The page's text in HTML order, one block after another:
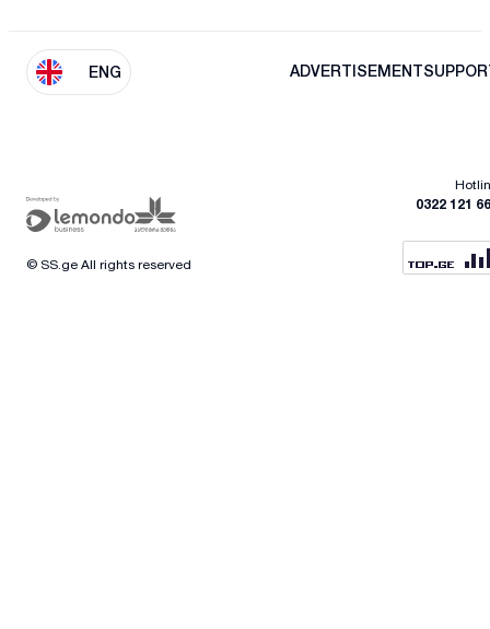
ENG ADVERTISEMENT
0322 121
© SS.ge All rights reserved